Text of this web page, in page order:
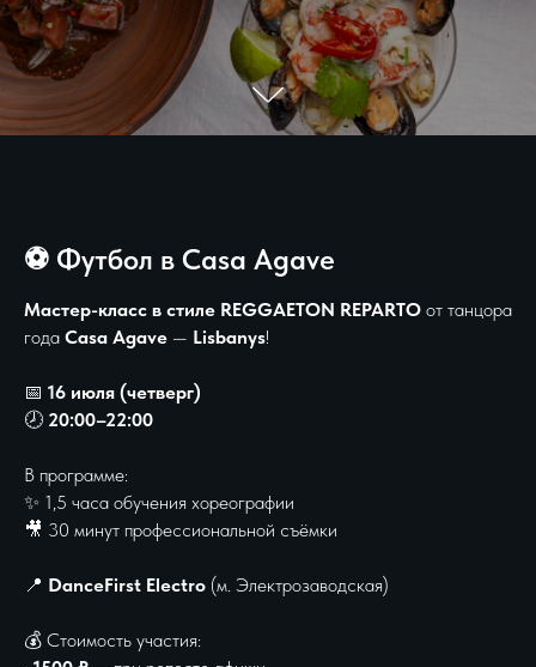
⚽️ Футбол в Casa Agave
Мастер-класс в стиле REGGAETON REPARTO от танцора
года Casa Agave — Lisbanys!
📅 16 июля (четверг)
🕗 20:00–22:00
В программе:
✨ 1,5 часа обучения хореографии
🎥 30 минут профессиональной съёмки
📍 DanceFirst Electro (м. Электрозаводская)
💰 Стоимость участия: